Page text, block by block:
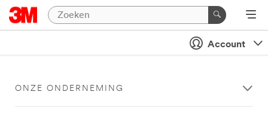
Account
ONZE ONDERNEMING